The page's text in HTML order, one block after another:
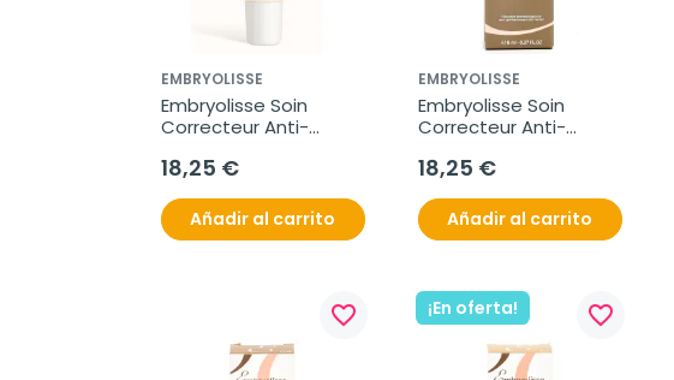
EMBRYOLISSE
Embryolisse Soin
Correcteur Anti-
18,25 €
Añadir al carrito
EMBRYOLISSE
Embryolisse Soin
Correcteur Anti-
18,25 €
Añadir al carrito
favorite_border ¡En oferta! favorite_border